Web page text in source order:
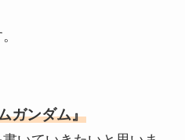
ガンダム』